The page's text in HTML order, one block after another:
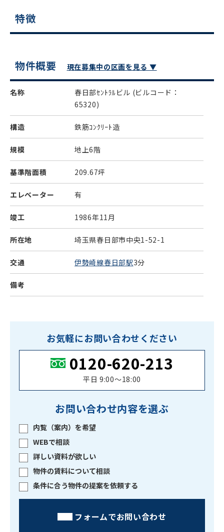
特徴
物件概要 現在募集中の区画を見る ▼
名称 春日部ｾﾝﾄﾗﾙビル (ビルコード：
65320)
構造 鉄筋ｺﾝｸﾘｰﾄ造
規模 地上6階
基準階面積 209.67坪
エレベーター 有
竣工 1986年11月
所在地 埼玉県春日部市中央1-52-1
交通 伊勢崎線春日部駅3分
備考
お気軽にお問い合わせください
0120-620-213
平日 9:00〜18:00
お問い合わせ内容を選ぶ
内覧（案内）を希望
WEBで相談
詳しい資料が欲しい
物件の賃料について相談
条件に合う物件の提案を依頼する
フォームでお問い合わせ